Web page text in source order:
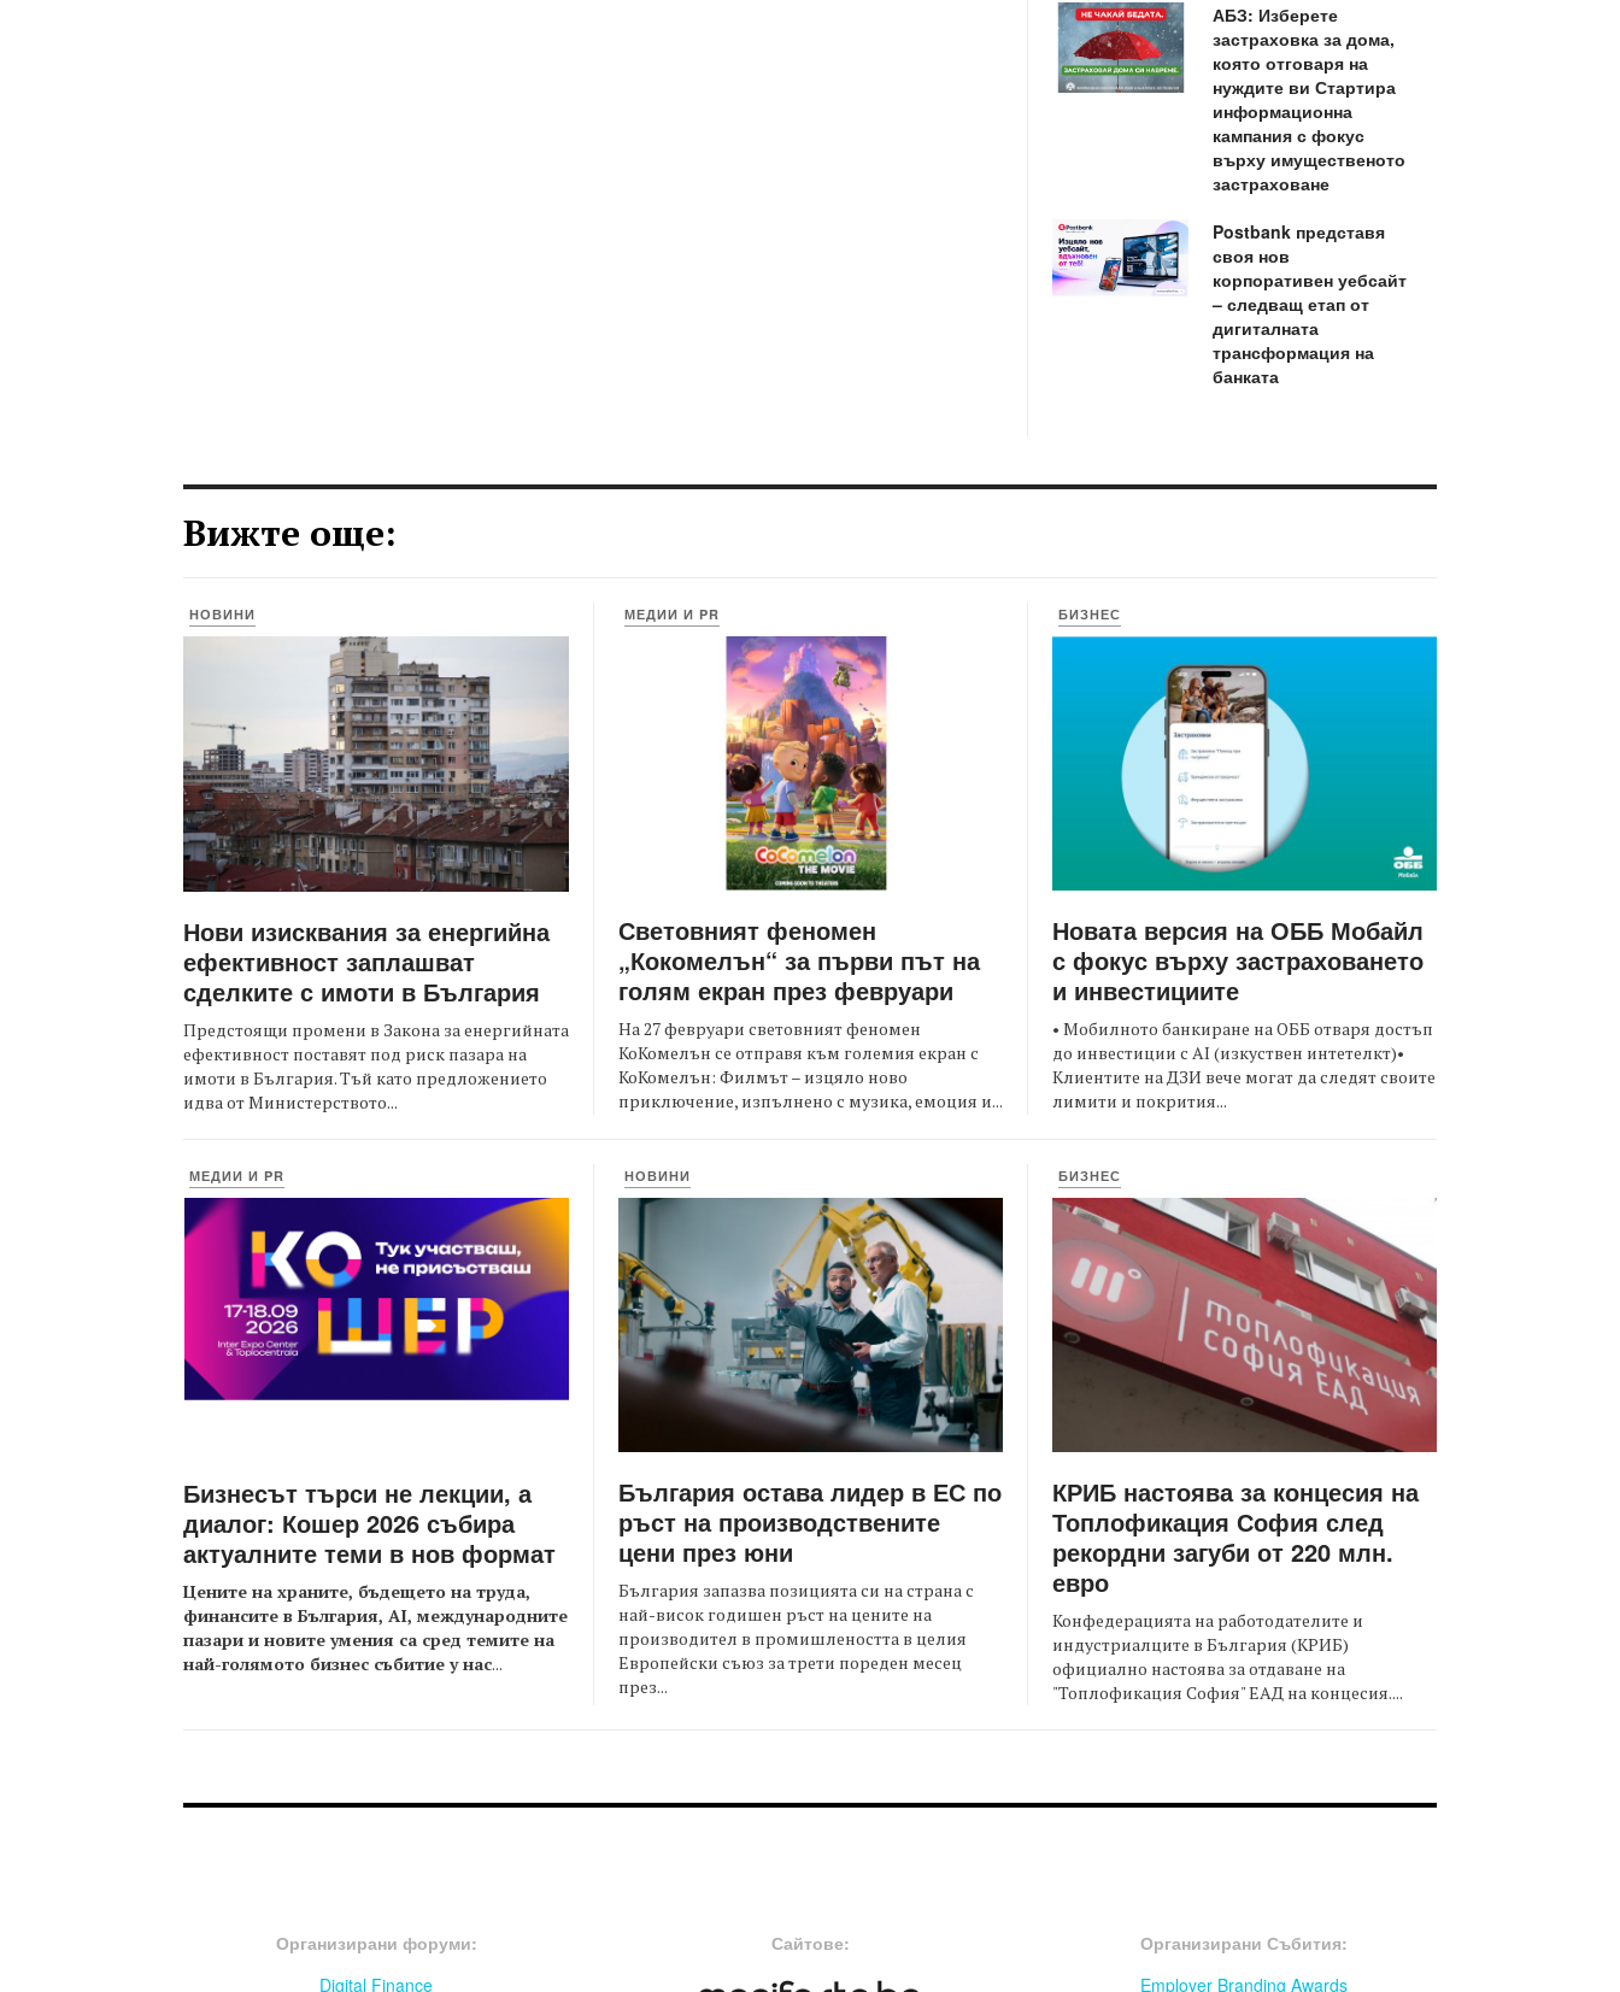
АБЗ: Изберете
застраховка за дома,
която отговаря на
нуждите ви Стартира
информационна
кампания с фокус
върху имущественото
застраховане
Postbank представя
своя нов
корпоративен уебсайт
– следващ етап от
дигиталната
трансформация на
банката
Вижте още:
НОВИНИ
Нови изисквания за енергийна
ефективност заплашват
сделките с имоти в България
Предстоящи промени в Закона за енергийната
ефективност поставят под риск пазара на
имоти в България. Тъй като предложението
идва от Министерството...
МЕДИИ И PR
Световният феномен
„Кокомелън“ за първи път на
голям екран през февруари
На 27 февруари световният феномен
КоКомелън се отправя към големия екран с
КоКомелън: Филмът – изцяло ново
приключение, изпълнено с музика, емоция и...
БИЗНЕС
Новата версия на ОББ Мобайл
с фокус върху застраховането
и инвестициите
• Мобилното банкиране на ОББ отваря достъп
до инвестиции с AI (изкуствен интетелкт)•
Клиентите на ДЗИ вече могат да следят своите
лимити и покрития...
МЕДИИ И PR
Бизнесът търси не лекции, а
диалог: Кошер 2026 събира
актуалните теми в нов формат
Цените на храните, бъдещето на труда,
финансите в България, AI, международните
пазари и новите умения са сред темите на
най-голямото бизнес събитие у нас...
НОВИНИ
България остава лидер в ЕС по
ръст на производствените
цени през юни
България запазва позицията си на страна с
най-висок годишен ръст на цените на
производител в промишлеността в целия
Европейски съюз за трети пореден месец
през...
БИЗНЕС
КРИБ настоява за концесия на
Топлофикация София след
рекордни загуби от 220 млн.
евро
Конфедерацията на работодателите и
индустриалците в България (КРИБ)
официално настоява за отдаване на
"Топлофикация София" ЕАД на концесия....
Организирани форуми:
Digital Finance
Сайтове:
Организирани Събития:
Employer Branding Awards